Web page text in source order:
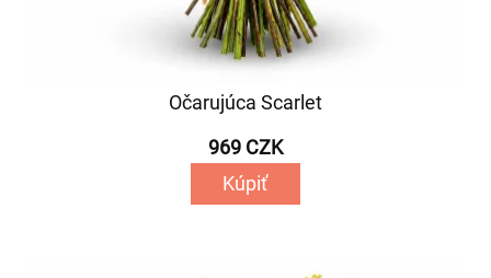
Očarujúca Scarlet
969 CZK
Kúpiť